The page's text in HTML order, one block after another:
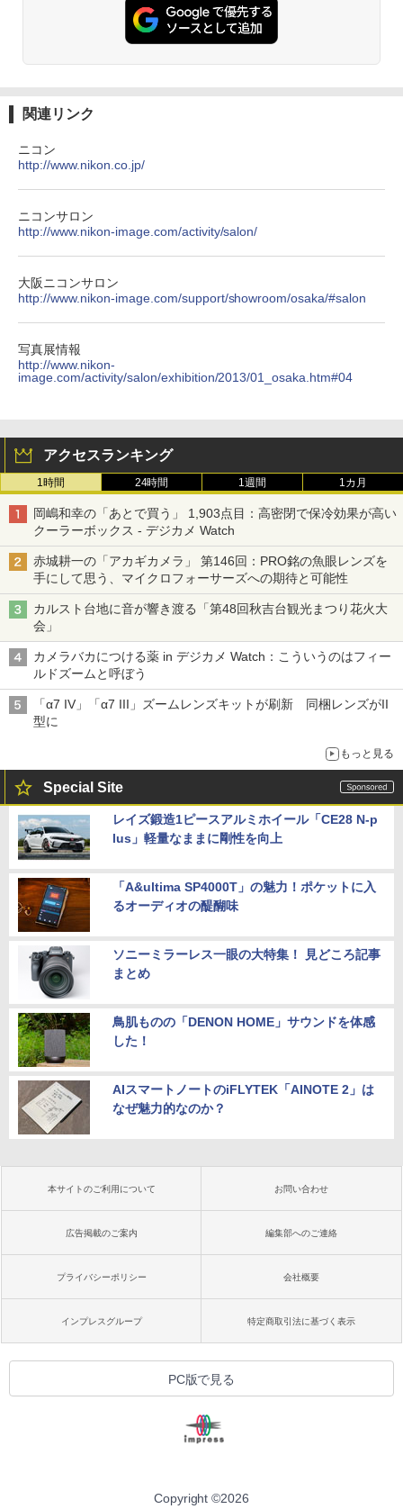
関連リンク
ニコン
http://www.nikon.co.jp/
ニコンサロン
http://www.nikon-image.com/activity/salon/
大阪ニコンサロン
http://www.nikon-image.com/support/showroom/osaka/#salon
写真展情報
http://www.nikon-
image.com/activity/salon/exhibition/2013/01_osaka.htm#04
アクセスランキング
1時間 24時間 1週間 1カ月
岡嶋和幸の「あとで買う」 1,903点目：高密閉で保冷効果が高い
クーラーボックス - デジカメ Watch
赤城耕一の「アカギカメラ」 第146回：PRO銘の魚眼レンズを
手にして思う、マイクロフォーサーズへの期待と可能性
カルスト台地に音が響き渡る「第48回秋吉台観光まつり花火大
会」
カメラバカにつける薬 in デジカメ Watch：こういうのはフィー
ルドズームと呼ぼう
「α7 IV」「α7 III」ズームレンズキットが刷新 同梱レンズがII
型に
もっと見る
Special Site
レイズ鍛造1ピースアルミホイール「CE28 N-p
lus」軽量なままに剛性を向上
「A&ultima SP4000T」の魅力！ポケットに入
るオーディオの醍醐味
ソニーミラーレス一眼の大特集！ 見どころ記事
まとめ
鳥肌ものの「DENON HOME」サウンドを体感
した！
AIスマートノートのiFLYTEK「AINOTE 2」は
なぜ魅力的なのか？
本サイトのご利用について お問い合わせ
広告掲載のご案内 編集部へのご連絡
プライバシーポリシー 会社概要
インプレスグループ 特定商取引法に基づく表示
PC版で見る
Copyright ©2026